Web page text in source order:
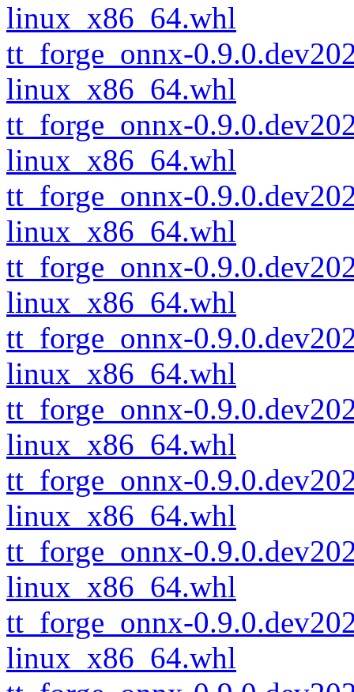
linux_x86_64.whl
tt_forge_onnx-
linux_x86_64.whl
tt_forge_onnx-
linux_x86_64.whl
tt_forge_onnx-
linux_x86_64.whl
tt_forge_onnx-
linux_x86_64.whl
tt_forge_onnx-
linux_x86_64.whl
tt_forge_onnx-
linux_x86_64.whl
tt_forge_onnx-
linux_x86_64.whl
tt_forge_onnx-
linux_x86_64.whl
tt_forge_onnx-
linux_x86_64.whl